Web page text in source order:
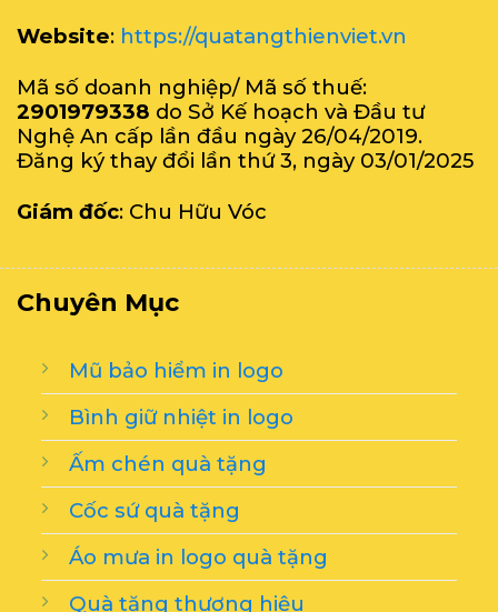
Website: https://quatangthienviet.vn
Mã số doanh nghiệp/ Mã số thuế:
2901979338 do Sở Kế hoạch và Đầu tư
Nghệ An cấp lần đầu ngày 26/04/2019.
Đăng ký thay đổi lần thứ 3, ngày 03/01/2025
Giám đốc: Chu Hữu Vóc
Chuyên Mục
Mũ bảo hiểm in logo
Bình giữ nhiệt in logo
Ấm chén quà tặng
Cốc sứ quà tặng
Áo mưa in logo quà tặng
Quà tặng thương hiệu